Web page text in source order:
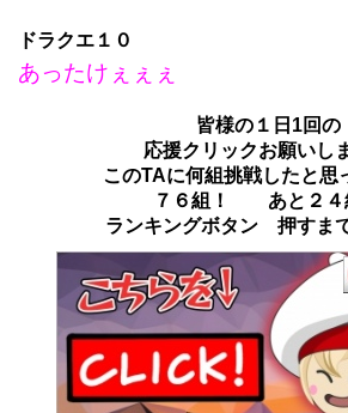
ドラクエ１０
あったけぇぇぇ
皆様の１日1回の
応援クリックお願いし
このTAに何組挑戦したと思
７６組！ あと２４
ランキングボタン 押すま